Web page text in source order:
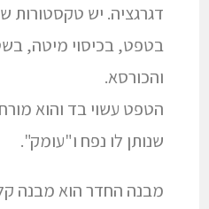
דגרגציה. יש טקסטורות
בטפט, בכיסוי מיטה,
והכורסא.
הטפט עשוי בד והוא
שנותן לו נפח ו"עומק".
מבנה החדר הוא מבנה